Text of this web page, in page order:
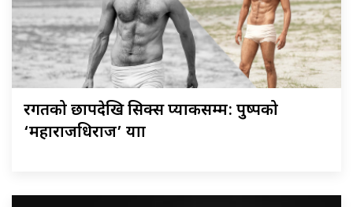
रगतको छापदेखि सिक्स प्याकसम्म: पुष्पको
‘महाराजधिराज’ यात्रा